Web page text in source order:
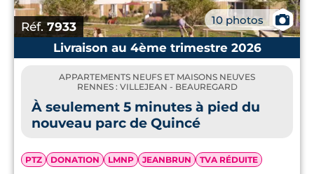
Réf. 7933 10 photos
📷
Livraison au 4ème trimestre 2026
APPARTEMENTS NEUFS ET MAISONS NEUVES
RENNES : VILLEJEAN - BEAUREGARD
À seulement 5 minutes à pied du
nouveau parc de Quincé
PTZ DONATION LMNP JEANBRUN TVA RÉDUITE